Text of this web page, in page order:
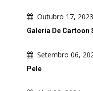
Outubro 17, 2023
Galeria De Cartoon
Setembro 06,
Pele